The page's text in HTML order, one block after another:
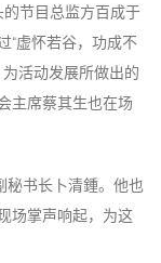
的节目总监方百成于
“虚怀若谷，功成不
活动发展所做出的
主席蔡其生也在场
秘书长卜清鍾。他也
场掌声响起，为这